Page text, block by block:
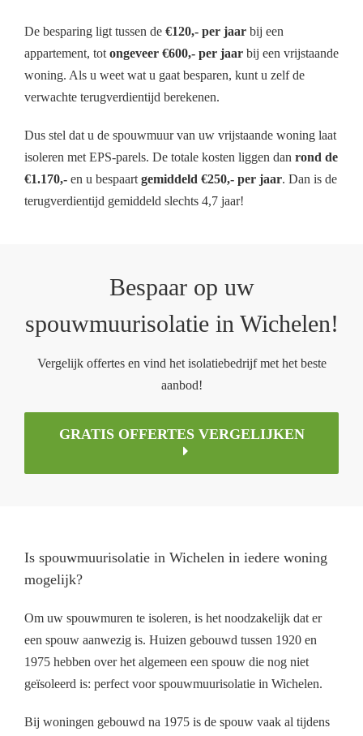
De besparing ligt tussen de €120,- per jaar bij een
appartement, totongeveer €600,- per jaar bij een vrijstaande
woning. Als u weet wat u gaat besparen, kunt u zelf de
verwachte terugverdientijd berekenen.
Dus stel dat u de spouwmuur van uw vrijstaande woning laat
isoleren met EPS-parels. De totale kosten liggen dan rond de
€1.170,- en u bespaartgemiddeld €250,- per jaar. Dan is de
terugverdientijd gemiddeld slechts 4,7 jaar!
Bespaar op uw
spouwmuurisolatie in Wichelen!
Vergelijk offertes en vind het isolatiebedrijf met het beste
aanbod!
GRATIS OFFERTES VERGELIJKEN
Is spouwmuurisolatie in Wichelen in iedere woning
mogelijk?
Om uw spouwmuren te isoleren, is het noodzakelijk dat er
een spouw aanwezig is. Huizen gebouwd tussen 1920 en
1975 hebben over het algemeen een spouw die nog niet
geïsoleerd is: perfect voor spouwmuurisolatie in Wichelen.
Bij woningen gebouwd na 1975 is de spouw vaak al tijdens